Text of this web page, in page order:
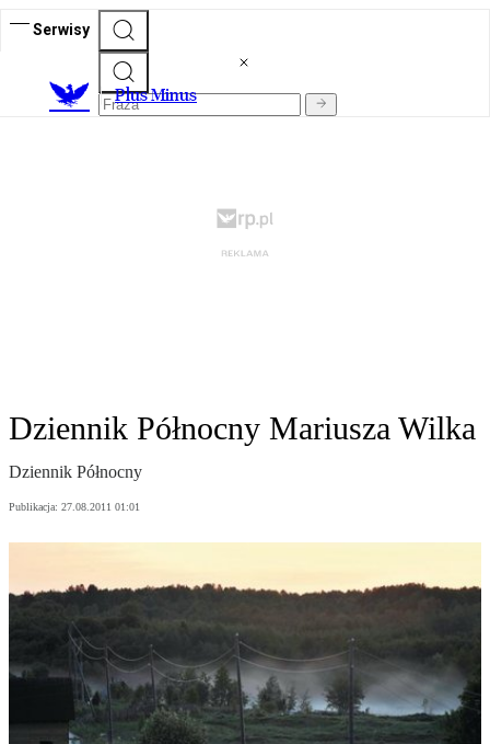
Serwisy
Plus Minus
Dziennik Północny Mariusza Wilka
Dziennik Północny
Publikacja: 27.08.2011 01:01